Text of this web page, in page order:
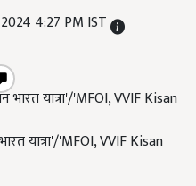
4:27 PM IST
यात्रा'/'MFOI, VVIF Kisan